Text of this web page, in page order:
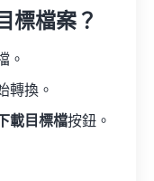
標檔案？
。
轉換。
下載目標檔按鈕。